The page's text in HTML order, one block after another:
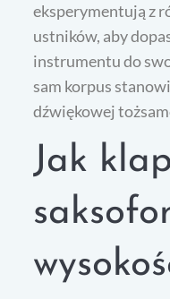
eksperymentują z
ustników, aby
instrumentu do
sam korpus
dźwiękowej
Jak